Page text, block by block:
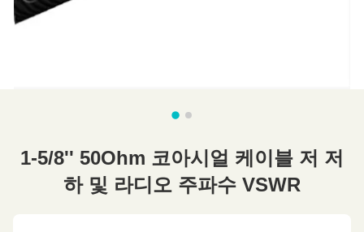
1-5/8'' 50Ohm 코아시얼 케이블 저 저
하 및 라디오 주파수 VSWR